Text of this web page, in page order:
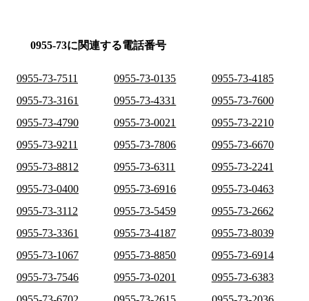
0955-73に関連する電話番号
0955-73-7511 0955-73-0135
0955-73-4185
0955-73-3161
0955-73-4331
0955-73-7600
0955-73-4790
0955-73-0021
0955-73-2210
0955-73-9211
0955-73-7806
0955-73-6670
0955-73-8812
0955-73-6311
0955-73-2241
0955-73-0400
0955-73-6916
0955-73-0463
0955-73-3112
0955-73-5459
0955-73-2662
0955-73-3361
0955-73-4187
0955-73-8039
0955-73-1067
0955-73-8850
0955-73-6914
0955-73-7546
0955-73-0201
0955-73-6383